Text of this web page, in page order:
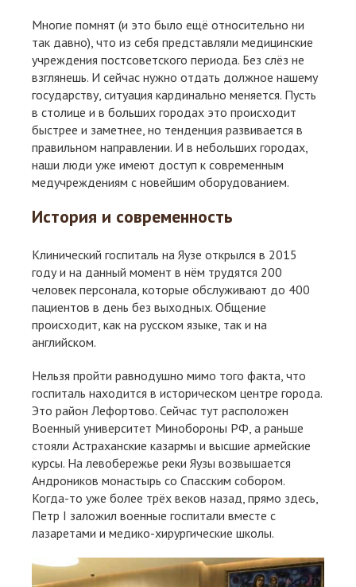
Многие помнят (и это было ещё относительно ни
так давно), что из себя представляли медицинские
учреждения постсоветского периода. Без слёз не
взглянешь. И сейчас нужно отдать должное нашему
государству, ситуация кардинально меняется. Пусть
в столице и в больших городах это происходит
быстрее и заметнее, но тенденция развивается в
правильном направлении. И в небольших городах,
наши люди уже имеют доступ к современным
медучреждениям с новейшим оборудованием.
История и современность
Клинический госпиталь на Яузе открылся в 2015
году и на данный момент в нём трудятся 200
человек персонала, которые обслуживают до 400
пациентов в день без выходных. Общение
происходит, как на русском языке, так и на
английском.
Нельзя пройти равнодушно мимо того факта, что
госпиталь находится в историческом центре города.
Это район Лефортово. Сейчас тут расположен
Военный университет Минобороны РФ, а раньше
стояли Астраханские казармы и высшие армейские
курсы. На левобережье реки Яузы возвышается
Андроников монастырь со Спасским собором.
Когда-то уже более трёх веков назад, прямо здесь,
Петр I заложил военные госпитали вместе с
лазаретами и медико-хирургические школы.